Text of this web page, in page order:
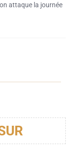
attaque la journée